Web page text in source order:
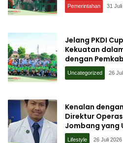
Pemerintahan 31
Jelang PKDI
Kekuatan
dengan Pemkab
Uncategorized 26
Kenalan
Direktur
Jombang yang
Ilmiah
Lifestyle 26 Juli 2026